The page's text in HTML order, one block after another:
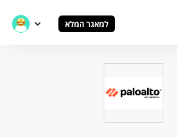
למאגר המלא